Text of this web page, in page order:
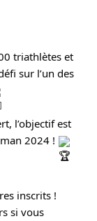
triathlètes et
sur l’un des
l’objectif est
2024 !
inscrits !
si vous